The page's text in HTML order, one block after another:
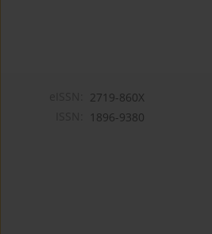
2719-860X
1896-9380